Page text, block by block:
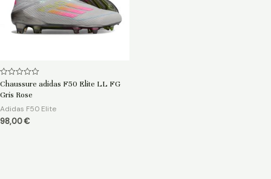
Note
sur
Chaussure adidas F50 Elite LL FG
Gris Rose
Adidas F50 Elite
98,00€